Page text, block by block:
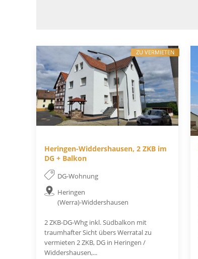
Heringen-Widdershausen, 2 ZKB im
DG + Balkon
DG-Wohnung
Heringen
(Werra)-Widdershausen
2 ZKB-DG-Whg inkl. Südbalkon mit
traumhafter Sicht übers Werratal zu
vermieten 2 ZKB, DG in Heringen /
Widdershausen,...
ZU VERMIETEN